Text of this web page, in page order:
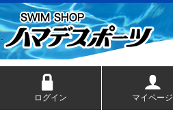
ログイン マイページ